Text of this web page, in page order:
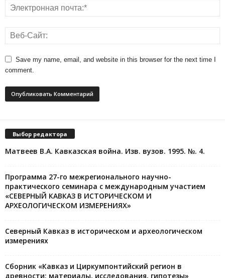
Save my name, email, and website in this browser for the next time I
comment.
Выбор редактора
Матвеев В.А. Кавказская война. Изв. вузов. 1995. №. 4.
Программа 27-го межрегионального научно-
практического семинара с международным участием
«СЕВЕРНЫЙ КАВКАЗ В ИСТОРИЧЕСКОМ И
АРХЕОЛОГИЧЕСКОМ ИЗМЕРЕНИЯХ»
Северный Кавказ в историческом и археологическом
измерениях
Сборник «Кавказ и Циркумпонтийский регион в
древности: материалы, исследования, гипотезы»